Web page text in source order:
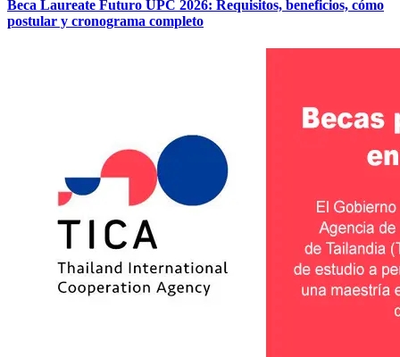
Beca Laureate Futuro UPC 2026: Requisitos, beneficios, cómo
postular y cronograma completo